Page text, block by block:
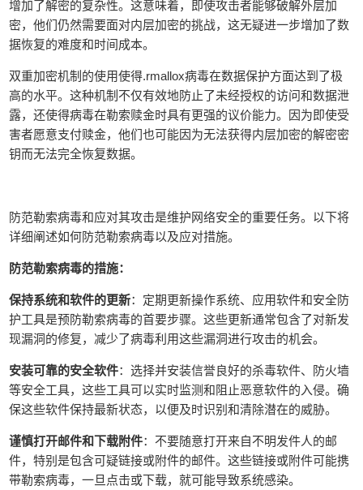
增加了解密的复杂性。这意味着，即使攻击者能够破解外层加
密，他们仍然需要面对内层加密的挑战，这无疑进一步增加了数
据恢复的难度和时间成本。
双重加密机制的使用使得.rmallox病毒在数据保护方面达到了极
高的水平。这种机制不仅有效地防止了未经授权的访问和数据泄
露，还使得病毒在勒索赎金时具有更强的议价能力。因为即使受
害者愿意支付赎金，他们也可能因为无法获得内层加密的解密密
钥而无法完全恢复数据。
防范勒索病毒和应对其攻击是维护网络安全的重要任务。以下将
详细阐述如何防范勒索病毒以及应对措施。
防范勒索病毒的措施：
保持系统和软件的更新：定期更新操作系统、应用软件和安全防
护工具是预防勒索病毒的首要步骤。这些更新通常包含了对新发
现漏洞的修复，减少了病毒利用这些漏洞进行攻击的机会。
安装可靠的安全软件：选择并安装信誉良好的杀毒软件、防火墙
等安全工具，这些工具可以实时监测和阻止恶意软件的入侵。确
保这些软件保持最新状态，以便及时识别和清除潜在的威胁。
谨慎打开邮件和下载附件：不要随意打开来自不明发件人的邮
件，特别是包含可疑链接或附件的邮件。这些链接或附件可能携
带勒索病毒，一旦点击或下载，就可能导致系统感染。